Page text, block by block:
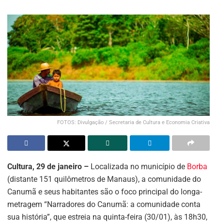
FOTOS: Divulgação / Secretaria de Cultura e Economia Criativa
Cultura, 29 de janeiro – Localizada no município de Borba
(distante 151 quilômetros de Manaus), a comunidade do
Canumã e seus habitantes são o foco principal do longa-
metragem “Narradores do Canumã: a comunidade conta
sua história”, que estreia na quinta-feira (30/01), às 18h30,